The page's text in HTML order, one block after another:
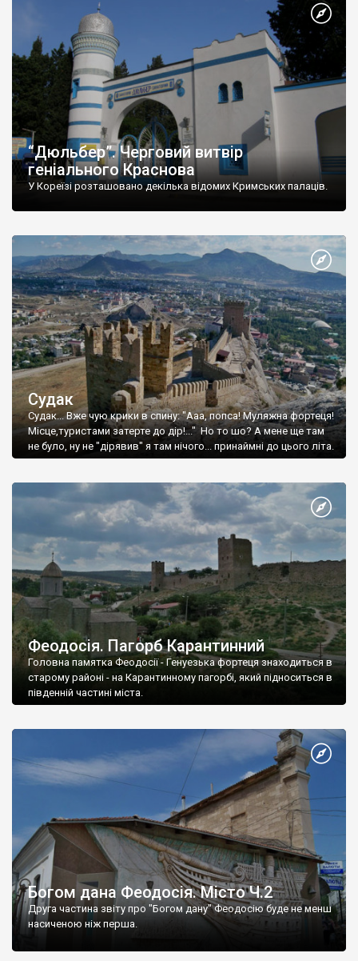
“Дюльбер”. Черговий витвір
геніального Краснова
У Кореїзі розташовано декілька відомих Кримських палаців.
Судак
Судак... Вже чую крики в спину: "Ааа, попса! Муляжна фортеця!
Місце,туристами затерте до дір!..." Но то шо? А мене ще там
не було, ну не "дірявив" я там нічого... принаймні до цього літа.
Феодосія. Пагорб Карантинний
Головна памятка Феодосії - Генуезька фортеця знаходиться в
старому районі - на Карантинному пагорбі, який підноситься в
південній частині міста.
Богом дана Феодосія. Місто Ч.2
Друга частина звіту про "Богом дану" Феодосію буде не менш
насиченою ніж перша.